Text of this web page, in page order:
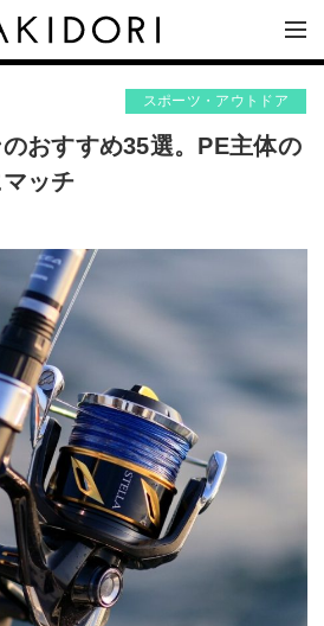
スポーツ・アウトドア
おすすめ35選。PE主体の
ッチ